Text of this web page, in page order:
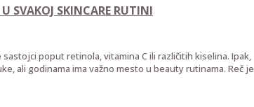
SVAKOJ SKINCARE RUTINI
poput retinola, vitamina C ili različitih kiselina. Ipak,
ali godinama ima važno mesto u beauty rutinama. Reč je